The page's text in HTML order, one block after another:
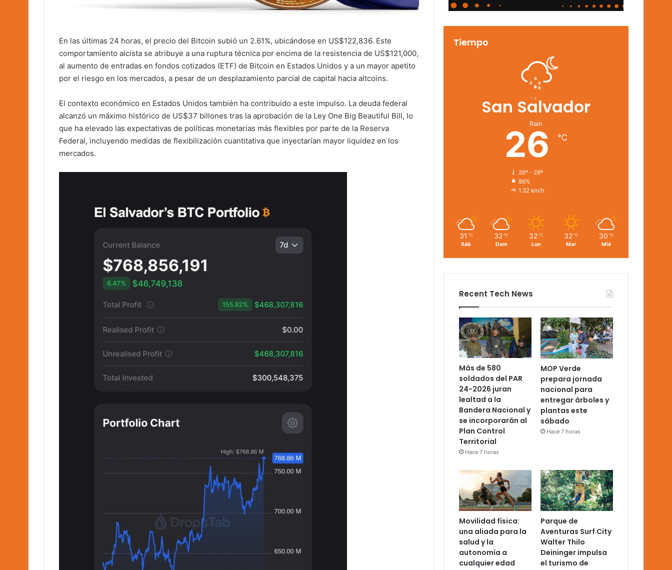
En las últimas 24 horas, el precio del Bitcoin subió un 2.61%, ubicándose en US$122,836. Este
comportamiento alcista se atribuye a una ruptura técnica por encima de la resistencia de US$121,000,
al aumento de entradas en fondos cotizados (ETF) de Bitcoin en Estados Unidos y a un mayor apetito
por el riesgo en los mercados, a pesar de un desplazamiento parcial de capital hacia altcoins.
El contexto económico en Estados Unidos también ha contribuido a este impulso. La deuda federal
alcanzó un máximo histórico de US$37 billones tras la aprobación de la Ley One Big Beautiful Bill, lo
que ha elevado las expectativas de políticas monetarias más flexibles por parte de la Reserva
Federal, incluyendo medidas de flexibilización cuantitativa que inyectarían mayor liquidez en los
mercados.
Tiempo
San Salvador
Rain
26 ℃
26º - 26º
86%
1.32 km/h
31 ℃
Sáb
32 ℃
Dom
32 ℃
Lun
32 ℃
Mar
30 ℃
Mié
Recent Tech News
Más de 580
soldados del PAR
24-2026 juran
lealtad a la
Bandera Nacional y
se incorporarán al
Plan Control
Territorial
Hace 7 horas
MOP Verde
prepara jornada
nacional para
entregar árboles y
plantas este
sábado
Hace 7 horas
Movilidad física:
una aliada para la
salud y la
autonomía a
cualquier edad
Parque de
Aventuras Surf City
Walter Thilo
Deininger impulsa
el turismo de